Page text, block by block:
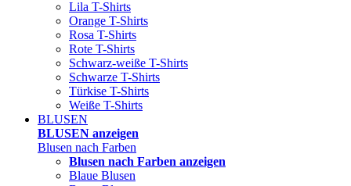
Lila T-Shirts
Orange T-Shirts
Rosa T-Shirts
Rote T-Shirts
Schwarz-weiße T-Shirts
Schwarze T-Shirts
Türkise T-Shirts
Weiße T-Shirts
BLUSEN
BLUSEN anzeigen
Blusen nach Farben
Blusen nach Farben anzeigen
Blaue Blusen